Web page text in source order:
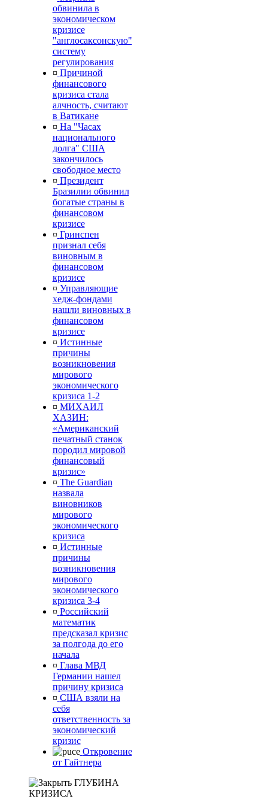
обвинила в
экономическом
кризисе
"англосаксонскую"
систему
регулирования
¤ Причиной
финансового
кризиса стала
алчность, считают
в Ватикане
¤ На "Часах
национального
долга" США
закончилось
свободное место
¤ Президент
Бразилии обвинил
богатые страны в
финансовом
кризисе
¤ Гринспен
признал себя
виновным в
финансовом
кризисе
¤ Управляющие
хедж-фондами
нашли виновных в
финансовом
кризисе
¤ Истинные
причины
возникновения
мирового
экономического
кризиса 1-2
¤ МИХАИЛ
ХАЗИН:
«Американский
печатный станок
породил мировой
финансовый
кризис»
¤ The Guardian
назвала
виновников
мирового
экономического
кризиса
¤ Истинные
причины
возникновения
мирового
экономического
кризиса 3-4
¤ Российский
математик
предсказал кризис
за полгода до его
начала
¤ Глава МВД
Германии нашел
причину кризиса
¤ США взяли на
себя
ответственность за
экономический
кризис
Откровение
от Гайтнера
ГЛУБИНА
КРИЗИСА